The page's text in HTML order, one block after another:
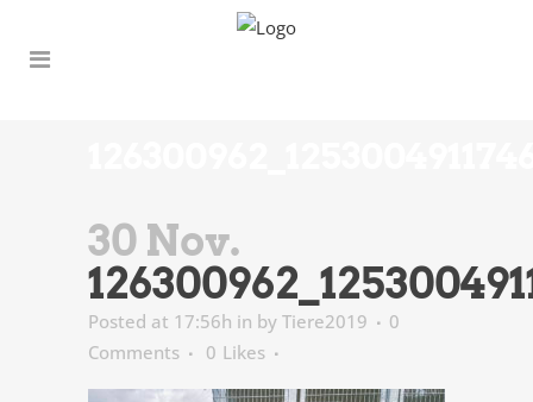
30 Nov.
Posted at 17:56h in by Tiere2019
0
Comments
0 Likes